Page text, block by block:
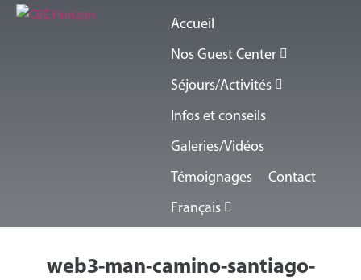
Accueil
Nos Guest Center
Séjours/Activités
Infos et conseils
Galeries/Vidéos
Témoignages
Contact
Français
web3-man-camino-santiago-